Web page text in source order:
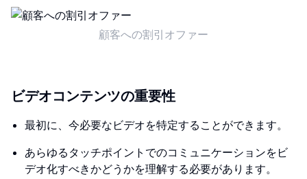
顧客への割引オファー
ビデオコンテンツの重要性
最初に、今必要なビデオを特定することができます。
あらゆるタッチポイントでのコミュニケーションをビ
デオ化すべきかどうかを理解する必要があります。